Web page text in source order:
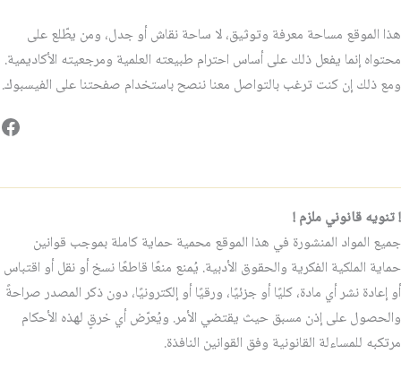
هذا الموقع مساحة معرفة وتوثيق، لا ساحة نقاش أو جدل، ومن يطّلع على
محتواه إنما يفعل ذلك على أساس احترام طبيعته العلمية ومرجعيته الأكاديمية.
ومع ذلك إن كنت ترغب بالتواصل معنا ننصح باستخدام صفحتنا على الفيسبوك.
! تنويه قانوني ملزم !
جميع المواد المنشورة في هذا الموقع محمية حماية كاملة بموجب قوانين
حماية الملكية الفكرية والحقوق الأدبية. يُمنع منعًا قاطعًا نسخ أو نقل أو اقتباس
أو إعادة نشر أي مادة، كليًا أو جزئيًا، ورقيًا أو إلكترونيًا، دون ذكر المصدر صراحةً
والحصول على إذن مسبق حيث يقتضي الأمر. ويُعرّض أي خرقٍ لهذه الأحكام
مرتكبه للمساءلة القانونية وفق القوانين النافذة.